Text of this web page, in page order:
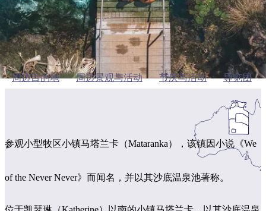
内
陆
和
户
外
地
探
精
选
榜
规
划
行
实
用
信
息
划
具
周边目的地 周边景观与活动 节庆与活动 导览团
参观小型牧区小镇马塔兰卡（Mataranka），该镇因小说《We
of the Never Never》而闻名，并以其沙底温泉池著称。